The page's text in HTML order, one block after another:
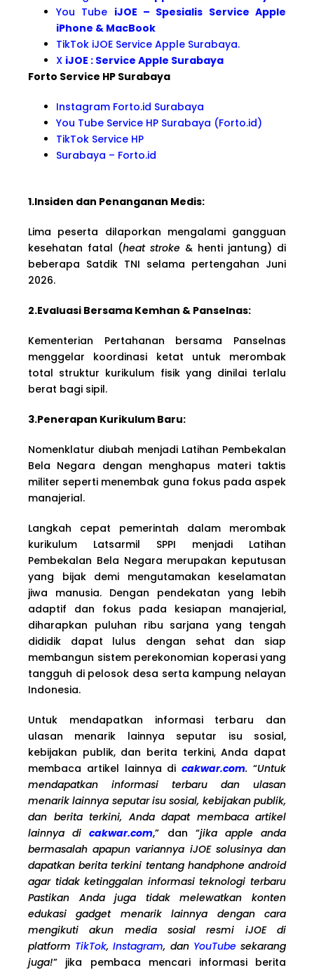
You Tube iJOE – Spesialis Service Apple
iPhone & MacBook
TikTok iJOE Service Apple Surabaya.
X iJOE : Service Apple Surabaya
Forto Service HP Surabaya
Instagram Forto.id Surabaya
You Tube Service HP Surabaya (Forto.id)
TikTok Service HP
Surabaya – Forto.id
1.Insiden dan Penanganan Medis:
Lima peserta dilaporkan mengalami gangguan
kesehatan fatal (heat stroke & henti jantung) di
beberapa Satdik TNI selama pertengahan Juni
2026.
2.Evaluasi Bersama Kemhan & Panselnas:
Kementerian Pertahanan bersama Panselnas
menggelar koordinasi ketat untuk merombak
total struktur kurikulum fisik yang dinilai terlalu
berat bagi sipil.
3.Penerapan Kurikulum Baru:
Nomenklatur diubah menjadi Latihan Pembekalan
Bela Negara dengan menghapus materi taktis
militer seperti menembak guna fokus pada aspek
manajerial.
Langkah cepat pemerintah dalam merombak
kurikulum Latsarmil SPPI menjadi Latihan
Pembekalan Bela Negara merupakan keputusan
yang bijak demi mengutamakan keselamatan
jiwa manusia. Dengan pendekatan yang lebih
adaptif dan fokus pada kesiapan manajerial,
diharapkan puluhan ribu sarjana yang tengah
dididik dapat lulus dengan sehat dan siap
membangun sistem perekonomian koperasi yang
tangguh di pelosok desa serta kampung nelayan
Indonesia.
Untuk mendapatkan informasi terbaru dan
ulasan menarik lainnya seputar isu sosial,
kebijakan publik, dan berita terkini, Anda dapat
membaca artikel lainnya dicakwar.com.“Untuk
mendapatkan informasi terbaru dan ulasan
menarik lainnya seputar isu sosial, kebijakan publik,
dan berita terkini, Anda dapat membaca artikel
lainnya dicakwar.com,” dan “jika apple anda
bermasalah apapun variannya iJOE solusinya dan
dapatkan berita terkini tentang handphone android
agar tidak ketinggalan informasi teknologi terbaru
Pastikan Anda juga tidak melewatkan konten
edukasi gadget menarik lainnya dengan cara
mengikuti akun media sosial resmi iJOE di
platform TikTok,Instagram, dan YouTubesekarang
juga!” jika pembaca mencari informasi berita